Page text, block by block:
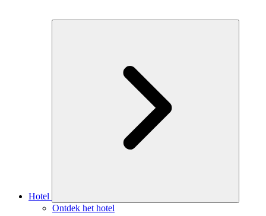
Hotel
Ontdek het hotel